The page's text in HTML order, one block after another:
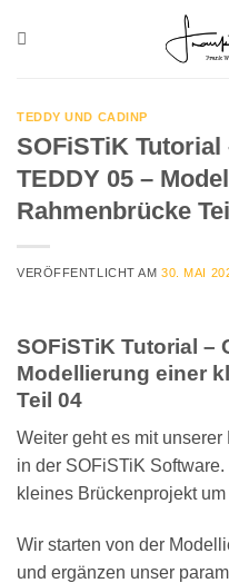
Inhalt
TEDDY UND CADINP
SOFiSTiK Tutorial
TEDDY 05 –
Rahmenbrücke
VERÖFFENTLICHT AM30. MAI
SOFiSTiK Tutorial –
Modellierung einer
Teil 04
Weiter geht es mit
in der SOFiSTiK
kleines Brückenprojekt
Wir starten von der
und ergänzen unser